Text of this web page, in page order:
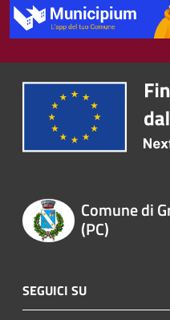
Comune di
(PC)
SEGUICI SU